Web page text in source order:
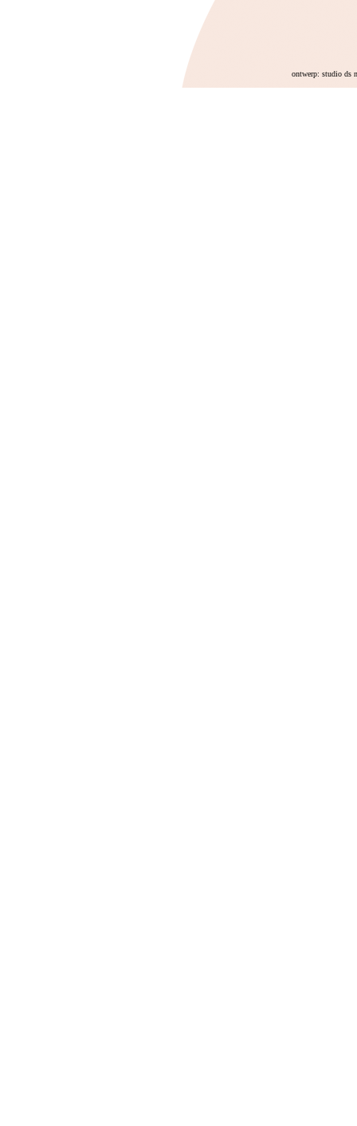
ontwerp: studio ds